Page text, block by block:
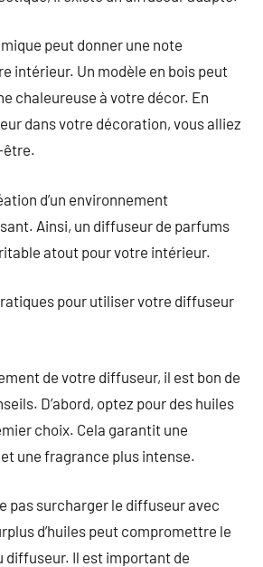
peut donner une note
intérieur. Un modèle en bois peut
chaleureuse à votre décor. En
dans votre décoration, vous alliez
être.
d’un environnement
Ainsi, un diffuseur de parfums
atout pour votre intérieur.
pour utiliser votre diffuseur
de votre diffuseur, il est bon de
D’abord, optez pour des huiles
choix. Cela garantit une
une fragrance plus intense.
pas surcharger le diffuseur avec
d’huiles peut compromettre le
diffuseur. Il est important de